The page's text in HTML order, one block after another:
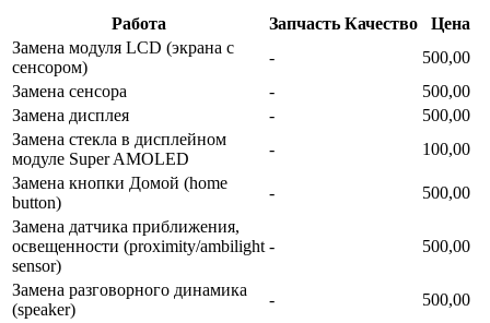
Работа Запчасть Качество
Цена
Замена модуля LCD (экрана с
сенсором)
-
500,00
Замена сенсора
-
500,00
Замена дисплея
-
500,00
Замена стекла в дисплейном
модуле Super AMOLED
-
100,00
Замена кнопки Домой (home
button)
-
500,00
Замена датчика приближения,
освещенности (proximity/ambilight
sensor)
- 500,00
Замена разговорного динамика
(speaker)
-
500,00